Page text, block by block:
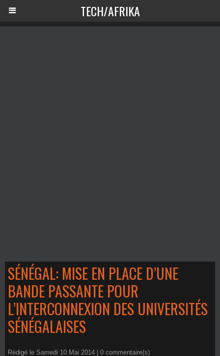
TECH/AFRIKA
SÉNÉGAL: MISE EN PLACE D’UNE
BANDE PASSANTE POUR
L’INTERCONNEXION DES UNIVERSITÉS
SÉNÉGALAISES
Rédigé le Samedi 10 Mai 2014 | 0 commentaire(s)